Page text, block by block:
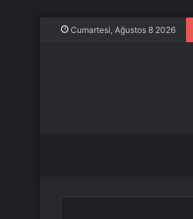
Cumartesi, Ağustos 8 2026